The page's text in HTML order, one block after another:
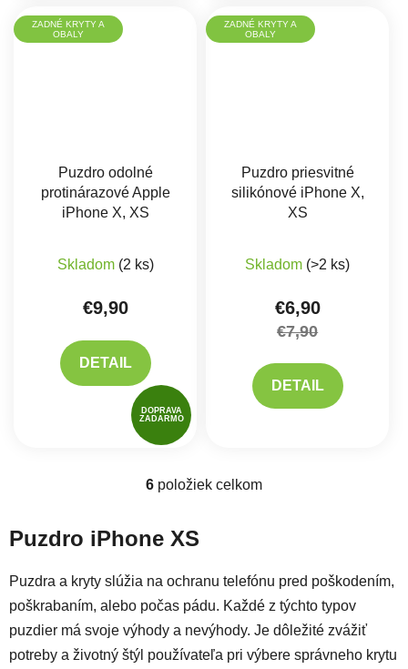
ZADNÉ KRYTY A
OBALY
DOPRAVA
ZADARMO
Puzdro odolné
protinárazové Apple
iPhone X, XS
Skladom (2 ks)
€9,90
DETAIL
ZADNÉ KRYTY A
OBALY
Puzdro priesvitné
silikónové iPhone X,
XS
Skladom (>2 ks)
€6,90
€7,90
DETAIL
Ovládacie prvky výpisu
6 položiek celkom
Puzdro iPhone XS
Puzdra a kryty slúžia na ochranu telefónu pred poškodením,
poškrabaním, alebo počas pádu. Každé z týchto typov
puzdier má svoje výhody a nevýhody. Je dôležité zvážiť
potreby a životný štýl používateľa pri výbere správneho krytu